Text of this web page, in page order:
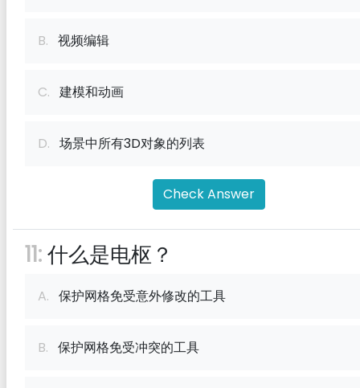
B. 视频编辑
C. 建模和动画
D. 场景中所有3D对象的列表
Check Answer
11:什么是电枢？
A. 保护网格免受意外修改的工具
B. 保护网格免受冲突的工具